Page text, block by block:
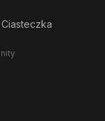
Ciasteczka